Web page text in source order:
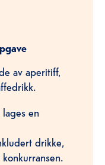
av aperitiff,
en
drikke,